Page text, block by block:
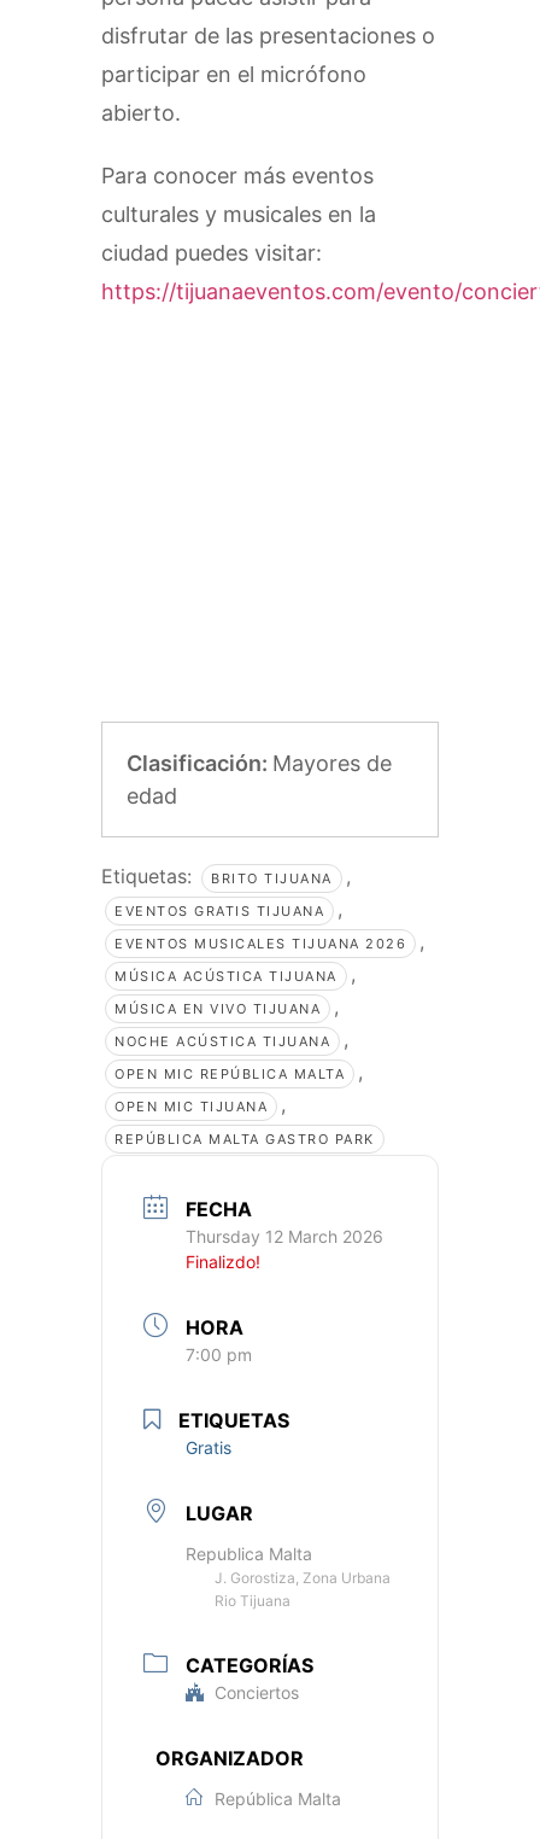
disfrutar de las presentaciones o
participar en el micrófono
abierto.
Para conocer más eventos
culturales y musicales en la
ciudad puedes visitar:
https://tijuanaeventos.com/evento/
Clasificación: Mayores de
edad
Etiquetas: BRITO TIJUANA ,
EVENTOS GRATIS TIJUANA ,
EVENTOS MUSICALES TIJUANA 2026 ,
MÚSICA ACÚSTICA TIJUANA ,
MÚSICA EN VIVO TIJUANA ,
NOCHE ACÚSTICA TIJUANA ,
OPEN MIC REPÚBLICA MALTA ,
OPEN MIC TIJUANA ,
REPÚBLICA MALTA GASTRO PARK
FECHA
Thursday 12 March 2026
Finalizdo!
HORA
7:00 pm
ETIQUETAS
Gratis
LUGAR
Republica Malta
J. Gorostiza, Zona Urbana
Rio Tijuana
CATEGORÍAS
Conciertos
ORGANIZADOR
República Malta